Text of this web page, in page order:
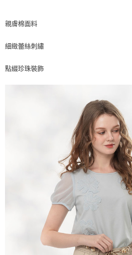
付款後7-11取貨
每筆NT$80，滿NT$2,500(含以上)免運費
親膚棉面料
細緻蕾絲刺繡
點綴珍珠裝飾